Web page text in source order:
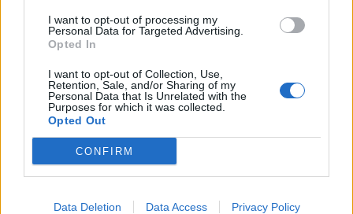
I want to opt-out of processing my
Personal Data for Targeted Advertising.
Opted In
I want to opt-out of Collection, Use,
Retention, Sale, and/or Sharing of my
Personal Data that Is Unrelated with the
Purposes for which it was collected.
Opted Out
CONFIRM
Data Deletion Data Access Privacy Policy
pancréas ouvre l’espoir
d’un traitement
ralentissent votre